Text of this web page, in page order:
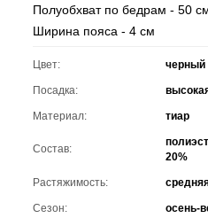
Полуобхват по бедрам - 50
Ширина пояса - 4 см
Цвет: черный
Посадка:
Материал: тиар
Состав:
20%
Растяжимость:
Сезон: осень-